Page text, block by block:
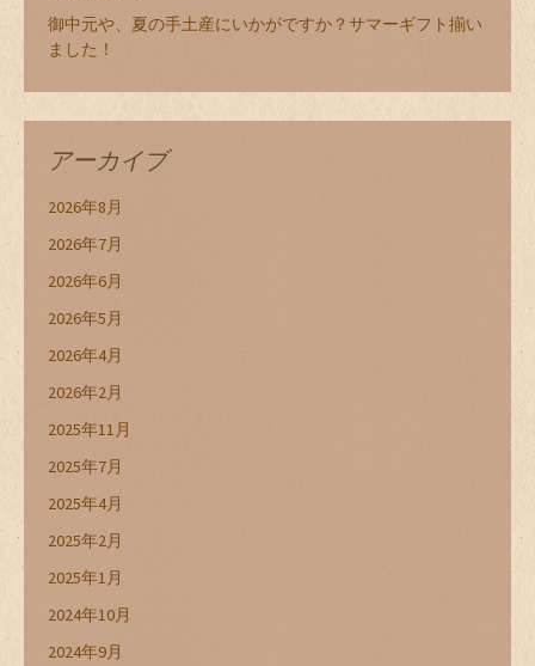
御中元や、夏の手土産にいかがですか？サマーギフト揃い
ました！
アーカイブ
2026年8月
2026年7月
2026年6月
2026年5月
2026年4月
2026年2月
2025年11月
2025年7月
2025年4月
2025年2月
2025年1月
2024年10月
2024年9月